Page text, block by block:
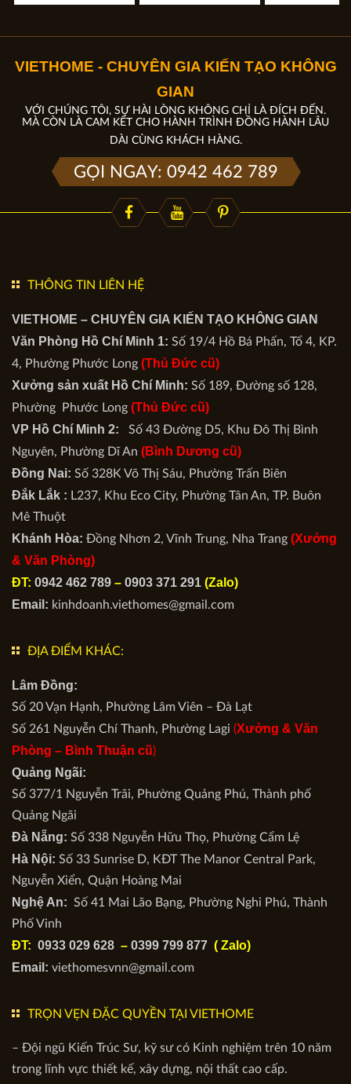
VIETHOME - CHUYÊN GIA KIẾN TẠO KHÔNG
GIAN
VỚI CHÚNG TÔI, SỰ HÀI LÒNG KHÔNG CHỈ LÀ ĐÍCH ĐẾN.
MÀ CÒN LÀ CAM KẾT CHO HÀNH TRÌNH ĐỒNG HÀNH LÂU
DÀI CÙNG KHÁCH HÀNG.
GỌI NGAY: 0942 462 789
THÔNG TIN LIÊN HỆ
VIETHOME – CHUYÊN GIA KIẾN TẠO KHÔNG GIAN
Văn Phòng Hồ Chí Minh 1: Số 19/4 Hồ Bá Phấn, Tổ 4, KP.
4, Phường Phước Long (Thủ Đức cũ)
Xưởng sản xuất Hồ Chí Minh: Số 189, Đường số 128,
Phường Phước Long (Thủ Đức cũ)
VP Hồ Chí Minh 2: Số 43 Đường D5, Khu Đô Thị Bình
Nguyên, Phường Dĩ An (Bình Dương cũ)
Đồng Nai: Số 328K Võ Thị Sáu, Phường Trấn Biên
Đắk Lắk : L237, Khu Eco City, Phường Tân An, TP. Buôn
Mê Thuột
Khánh Hòa: Đồng Nhơn 2, Vĩnh Trung, Nha Trang (Xưởng
& Văn Phòng)
ĐT: 0942 462 789 – 0903 371 291 (Zalo)
Email: kinhdoanh.viethomes@gmail.com
ĐỊA ĐIỂM KHÁC:
Lâm Đồng:
Số 20 Vạn Hạnh, Phường Lâm Viên – Đà Lạt
Số 261 Nguyễn Chí Thanh, Phường Lagi (Xưởng & Văn
Phòng – Bình Thuận cũ)
Quảng Ngãi:
Số 377/1 Nguyễn Trãi, Phường Quảng Phú, Thành phố
Quảng Ngãi
Đà Nẵng: Số 338 Nguyễn Hữu Thọ, Phường Cẩm Lệ
Hà Nội: Số 33 Sunrise D, KĐT The Manor Central Park,
Nguyễn Xiển, Quận Hoàng Mai
Nghệ An: Số 41 Mai Lão Bạng, Phường Nghi Phú, Thành
Phố Vinh
ĐT: 0933 029 628 – 0399 799 877 ( Zalo)
Email: viethomesvnn@gmail.com
TRỌN VẸN ĐẶC QUYỀN TẠI VIETHOME
– Đội ngũ Kiến Trúc Sư, kỹ sư có Kinh nghiệm trên 10 năm
trong lĩnh vực thiết kế, xây dựng, nội thất cao cấp.